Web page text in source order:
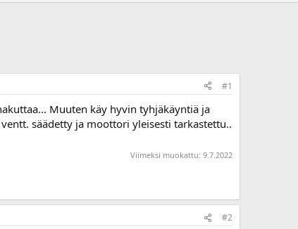
#1
Muuten käy hyvin tyhjäkäyntiä ja
säädetty ja moottori yleisesti tarkastettu..
Viimeksi muokattu: 9.7.2022
#2